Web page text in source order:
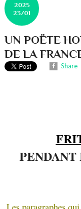
2025
23/01
UN POËTE
DE LA
Share